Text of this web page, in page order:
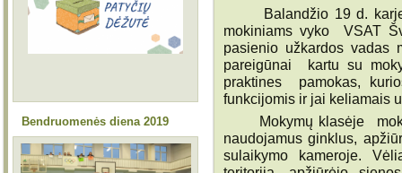
Bendruomenės diena 2019
Balandžio 19 d.
mokiniams vyko VSAT
pasienio užkardos vadas
pareigūnai kartu su
praktines pamokas,
funkcijomis ir jai keliamais
Mokymų klasėje
naudojamus ginklus,
sulaikymo kameroje.